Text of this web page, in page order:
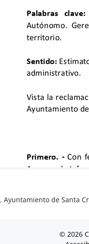
,Ayuntamiento de Santa
© 2026